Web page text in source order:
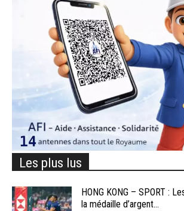
Les plus lus
HONG KONG – SPORT :
la médaille d’argent...